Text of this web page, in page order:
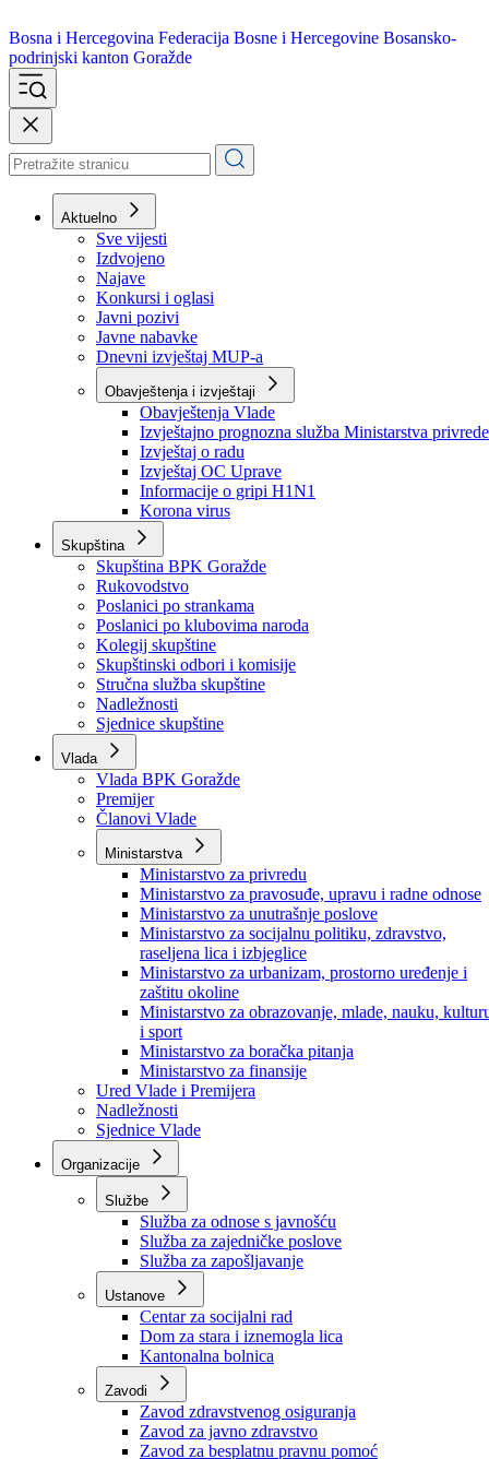
Bosna i Hercegovina
podrinjski kanton Goražde
Aktuelno
Sve vijesti
Izdvojeno
Najave
Konkursi i oglasi
Javni pozivi
Javne nabavke
Dnevni izvještaj MUP-a
Obavještenja i izvještaji
Obavještenja Vlade
Izvještajno prognozna služba Ministarstva privrede
Izvještaj o radu
Izvještaj OC Uprave
Informacije o gripi H1N1
Korona virus
Skupština
Skupština BPK Goražde
Rukovodstvo
Poslanici po strankama
Poslanici po klubovima naroda
Kolegij skupštine
Skupštinski odbori i komisije
Stručna služba skupštine
Nadležnosti
Sjednice skupštine
Vlada
Vlada BPK Goražde
Premijer
Članovi Vlade
Ministarstva
Ministarstvo za privredu
Ministarstvo za pravosuđe, upravu i radne odnose
Ministarstvo za unutrašnje poslove
Ministarstvo za socijalnu politiku, zdravstvo,
raseljena lica i izbjeglice
Ministarstvo za urbanizam, prostorno uređenje i
zaštitu okoline
Ministarstvo za obrazovanje, mlade, nauku,
i sport
Ministarstvo za boračka pitanja
Ministarstvo za finansije
Ured Vlade i Premijera
Nadležnosti
Sjednice Vlade
Organizacije
Službe
Služba za odnose s javnošću
Služba za zajedničke poslove
Služba za zapošljavanje
Ustanove
Centar za socijalni rad
Dom za stara i iznemogla lica
Kantonalna bolnica
Zavodi